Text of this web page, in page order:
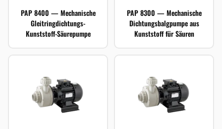
PAP 8400 — Mechanische
Gleitringdichtungs-
Kunststoff-Säurepumpe
PAP 8300 — Mechanische
Dichtungsbalgpumpe aus
Kunststoff für Säuren